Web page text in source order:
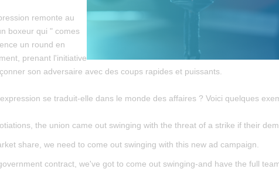
remonte au
boxeur qui " comes
un round en
prenant l'initiative
son adversaire avec des coups rapides et puissants.
se traduit-elle dans le monde des affaires ? Voici quelques
the union came out swinging with the threat of a strike if their
share, we need to come out swinging with this new ad campaign.
contract, we've got to come out swinging-and have the full